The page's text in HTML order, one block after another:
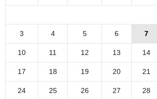
3 4 5 6 7
10 11 12 13 14
17 18 19 20 21
24 25 26 27 28